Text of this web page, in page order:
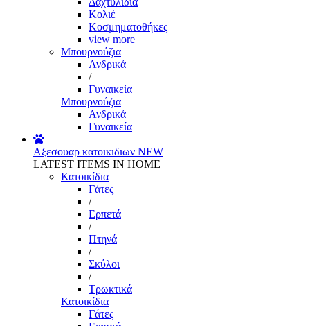
Κολιέ
Κοσμηματοθήκες
view more
Μπουρνούζια
Ανδρικά
/
Γυναικεία
Μπουρνούζια
Ανδρικά
Γυναικεία
Αξεσουαρ κατοικιδιων NEW
LATEST ITEMS IN HOME
Κατοικίδια
Γάτες
/
Ερπετά
/
Πτηνά
/
Σκύλοι
/
Τρωκτικά
Κατοικίδια
Γάτες